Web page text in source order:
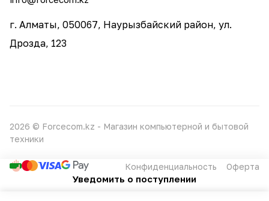
Уведомить о поступлении
г. Алматы, 050067, Наурызбайский район, ул.
Дрозда, 123
2026 © Forcecom.kz - Магазин компьютерной и бытовой
техники
Конфиденциальность Оферта